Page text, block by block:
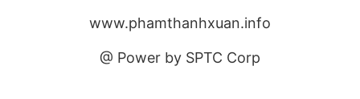
www.phamthanhxuan.info
@ Power by SPTC Corp